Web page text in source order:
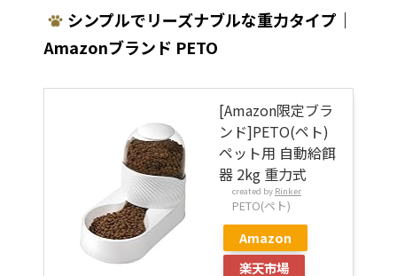
シンプルでリーズナブルな重力タイプ｜
Amazonブランド PETO
[Amazon限定ブラ
ンド]PETO(ペト)
ペット用 自動給餌
器 2kg 重力式
created by Rinker
PETO(ペト)
Amazon
楽天市場